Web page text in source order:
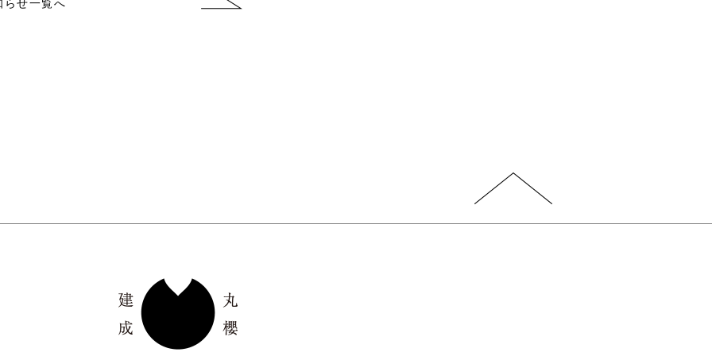
らせ一覧へ